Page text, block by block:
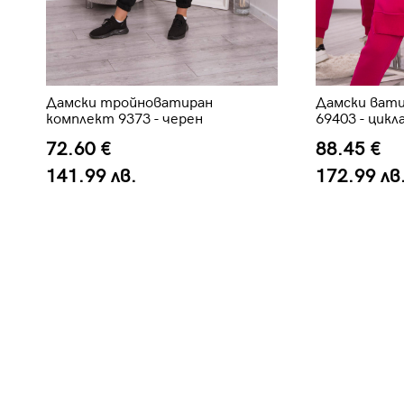
Дамски тройноватиран
комплект 9373 - черен
72.60 €
141.99 лв.
Дамски
69403 -
88.45 €
172.99 лв.